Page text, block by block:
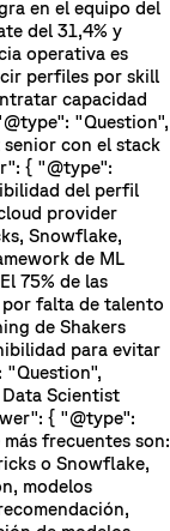
en el equipo del
del 31,4% y
operativa es
perfiles por skill
capacidad
"Question",
senior con el stack
{ "@type":
del perfil
provider
Snowflake,
de ML
75% de las
falta de talento
de Shakers
para evitar
"Question",
Scientist
{ "@type":
frecuentes son:
o Snowflake,
modelos